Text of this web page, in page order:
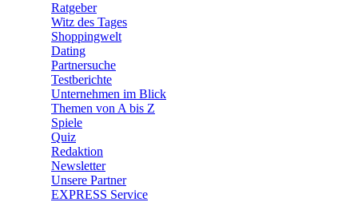
Ratgeber
Witz des Tages
Shoppingwelt
Dating
Partnersuche
Testberichte
Unternehmen im Blick
Themen von A bis Z
Spiele
Quiz
Redaktion
Newsletter
Unsere Partner
EXPRESS Service